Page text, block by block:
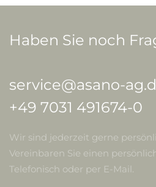
Haben Sie noch
service@asano-
+49 7031 491674-0
Wir sind jederzeit gerne
Vereinbaren Sie einen
Telefonisch oder per E-Mail.